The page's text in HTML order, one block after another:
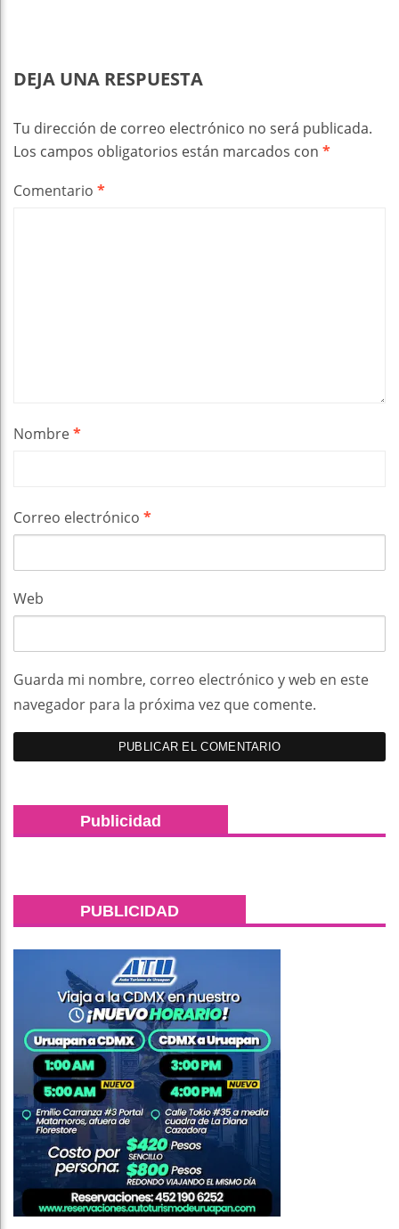
DEJA UNA RESPUESTA
Tu dirección de correo electrónico no será publicada.
Los campos obligatorios están marcados con *
Comentario *
Nombre*
Correo electrónico *
Web
Guarda mi nombre, correo electrónico y web en este
navegador para la próxima vez que comente.
Publicidad
PUBLICIDAD